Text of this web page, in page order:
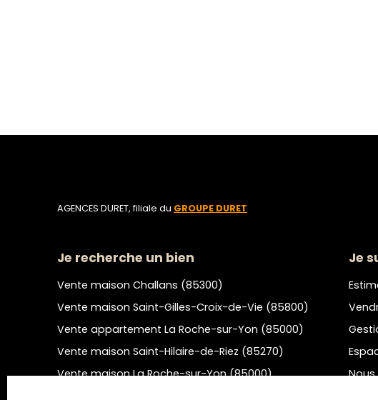
AGENCES DURET, filiale du GROUPE DURET
Je recherche un bien
Vente maison Challans (85300)
Vente maison Saint-Gilles-Croix-de-Vie (85800)
Vente appartement La Roche-sur-Yon (85000)
Vente maison Saint-Hilaire-de-Riez (85270)
Vente maison La Roche-sur-Yon (85000)
Je